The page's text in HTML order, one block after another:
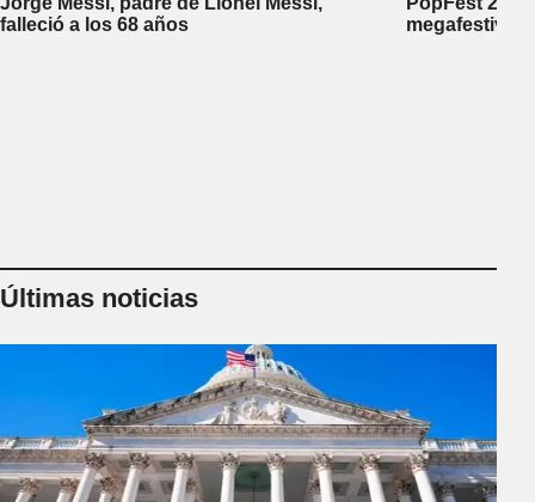
falleció a los 68 años
megafestival
Últimas noticias